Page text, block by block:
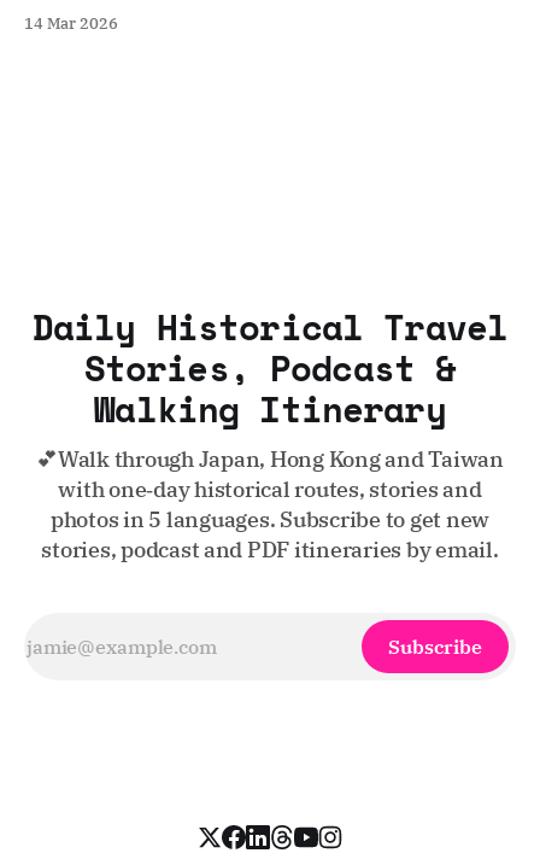
misfortune, a deity who could protect all spirits. Would you
14 Mar 2026
Daily Historical Travel
Stories, Podcast &
Walking Itinerary
💕Walk through Japan, Hong Kong and Taiwan
with one‑day historical routes, stories and
photos in 5 languages. Subscribe to get new
stories, podcast and PDF itineraries by email.
Subscribe